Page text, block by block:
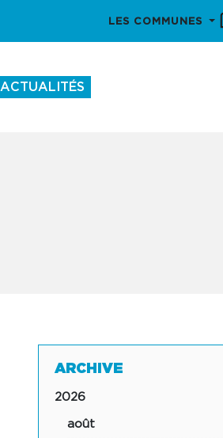
LES COMMUNES
ACTUALITÉS
ARCHIVE
2026
août